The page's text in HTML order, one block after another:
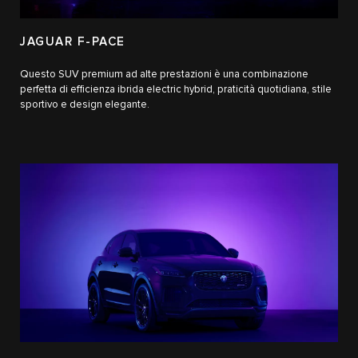
JAGUAR F-PACE
Questo SUV premium ad alte prestazioni è una combinazione
perfetta di efficienza ibrida electric hybrid, praticità quotidiana, stile
sportivo e design elegante.